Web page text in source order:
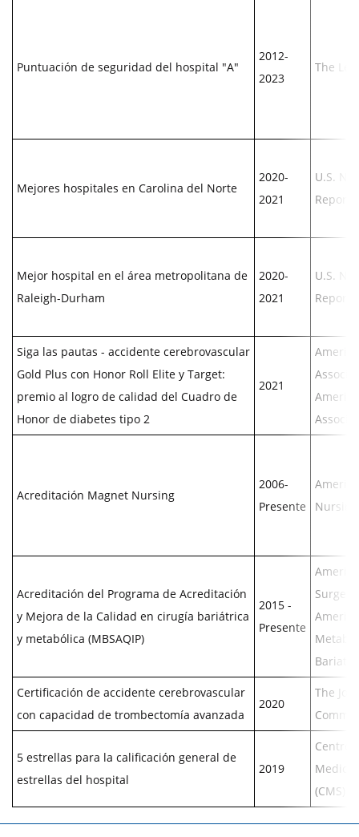
Puntuación de seguridad del hospital "A"
2012-
2023
The
Mejores hospitales en Carolina del Norte
2020-
2021
U.S.
Report
Mejor hospital en el área metropolitana de
Raleigh-Durham
2020-
2021
U.S.
Report
Siga las pautas - accidente cerebrovascular
Gold Plus con Honor Roll Elite y Target:
premio al logro de calidad del Cuadro de
Honor de diabetes tipo 2
2021
Acreditación Magnet Nursing
2006-
Presente
Acreditación del Programa de Acreditación
y Mejora de la Calidad en cirugía bariátrica
y metabólica (MBSAQIP)
2015 -
Presente
Certificación de accidente cerebrovascular
con capacidad de trombectomía avanzada
2020
The
5 estrellas para la calificación general de
estrellas del hospital
2019
(CMS)